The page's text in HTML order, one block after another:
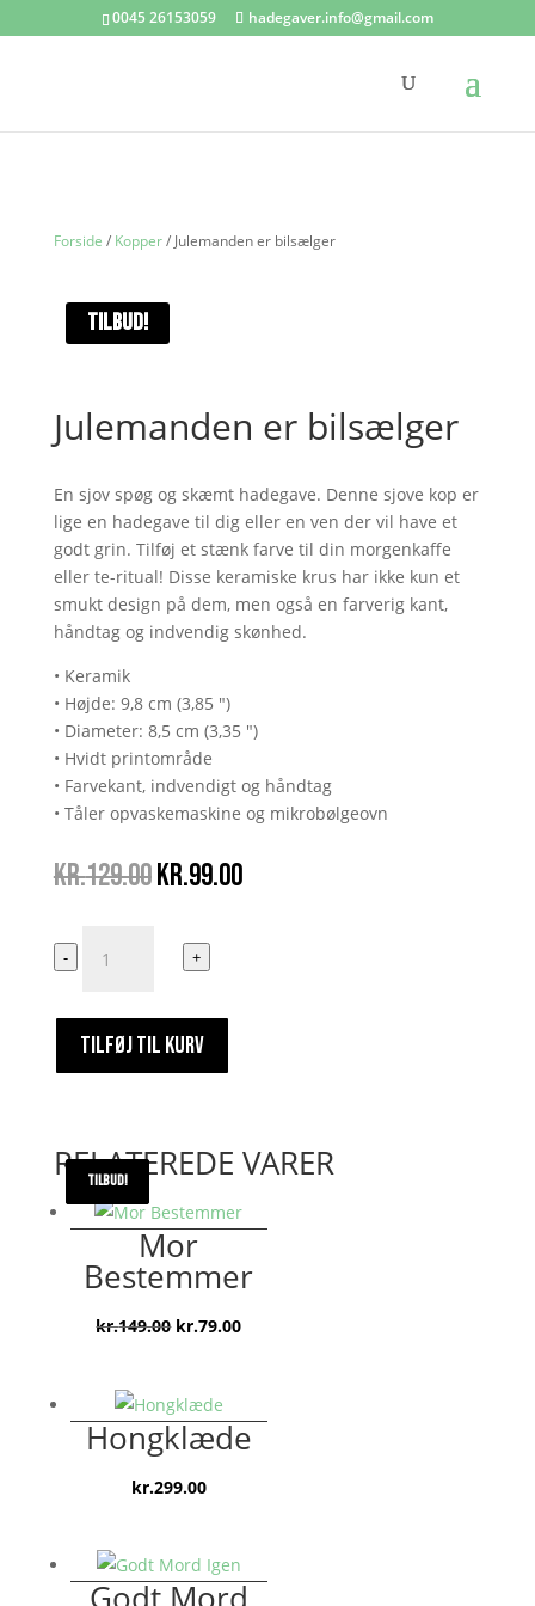
0045 26153059 hadegaver.info@gmail.com
Forside / Kopper/ Julemanden er bilsælger
TILBUD!
Julemanden er bilsælger
En sjov spøg og skæmt hadegave. Denne sjove kop er
lige en hadegave til dig eller en ven der vil have et
godt grin. Tilføj et stænk farve til din morgenkaffe
eller te-ritual! Disse keramiske krus har ikke kun et
smukt design på dem, men også en farverig kant,
håndtag og indvendig skønhed.
• Keramik
• Højde: 9,8 cm (3,85 ")
• Diameter: 8,5 cm (3,35 ")
• Hvidt printområde
• Farvekant, indvendigt og håndtag
• Tåler opvaskemaskine og mikrobølgeovn
kr.129.00Den
var:
kr.99.00Den
Julemanden
er
antal
- +
TILFØJ TIL KURV
RELATEREDE VARER
TILBUD!
Mor
Bestemmer
kr.149.00 Den
var:
kr.149.00.
kr.79.00Den
er:
kr.79.00.
Hongklæde
kr.299.00
TILBUD!
TILBUD!